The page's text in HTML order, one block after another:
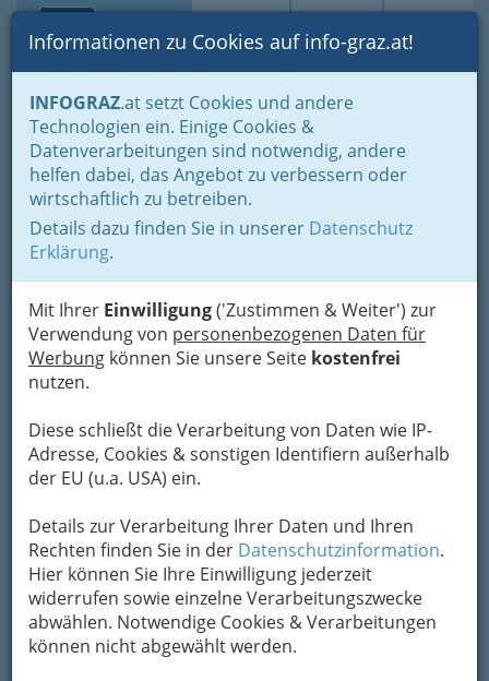
Suche Login Toggle
Informationen zu Cookies auf info-graz.at!
INFOGRAZ.at setzt Cookies und andere
Technologien ein. Einige Cookies &
Datenverarbeitungen sind notwendig, andere
helfen dabei, das Angebot zu verbessern oder
wirtschaftlich zu betreiben.
Details dazu finden Sie in unserer Datenschutz
Erklärung.
Mit Ihrer Einwilligung('Zustimmen & Weiter') zur
Verwendung von personenbezogenen Daten für
Werbung können Sie unsere Seite kostenfrei
nutzen.
Diese schließt die Verarbeitung von Daten wie IP-
Adresse, Cookies & sonstigen Identifiern außerhalb
der EU (u.a. USA) ein.
Details zur Verarbeitung Ihrer Daten und Ihren
Rechten finden Sie in der Datenschutzinformation.
Hier können Sie Ihre Einwilligung jederzeit
widerrufen sowie einzelne Verarbeitungszwecke
abwählen. Notwendige Cookies & Verarbeitungen
können nicht abgewählt werden.
Home Startseite Apothekenbereitschaft
Jakomini Apotheke
Jakominiplatz 15, 8010 Graz
+43 316 830 161
+43 316 817 440
Karte
Karte anzeigen